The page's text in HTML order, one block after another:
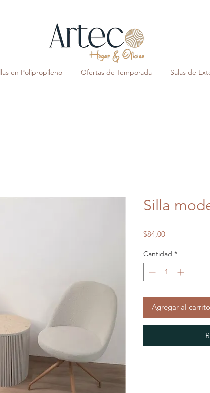
en Polipropileno Ofertas de Temporada Salas de
Silla
$84,00Precio
Cantidad *
Agregar al carrito